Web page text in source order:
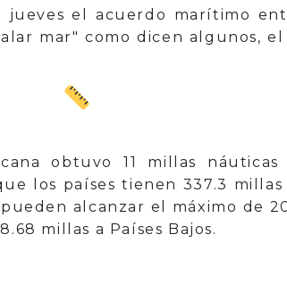
el acuerdo marítimo
mar" como dicen algunos,
obtuvo 11 millas náuticas
los países tienen 337.3
alcanzar el máximo de
millas a Países Bajos.